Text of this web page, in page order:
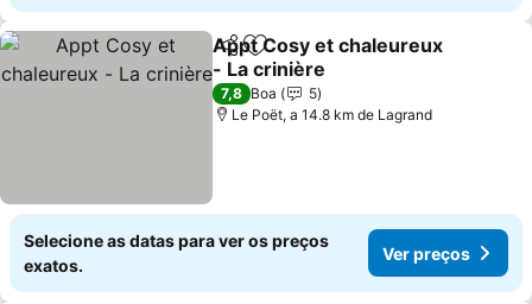
PartilharAdicionar aos favoritos
Appt Cosy et chaleureux
- La crinière
Ver preços
7,8 Boa
5
Le Poët, a 14.8 km de Lagrand
Selecione as datas para ver os preços
exatos.
Ver preços